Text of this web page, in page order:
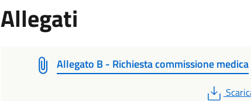
Allegati
Allegato B - Richiesta commissione medica
PDF